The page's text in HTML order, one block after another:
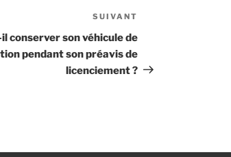
SUIVANT
conserver son véhicule de
pendant son préavis de
licenciement ?